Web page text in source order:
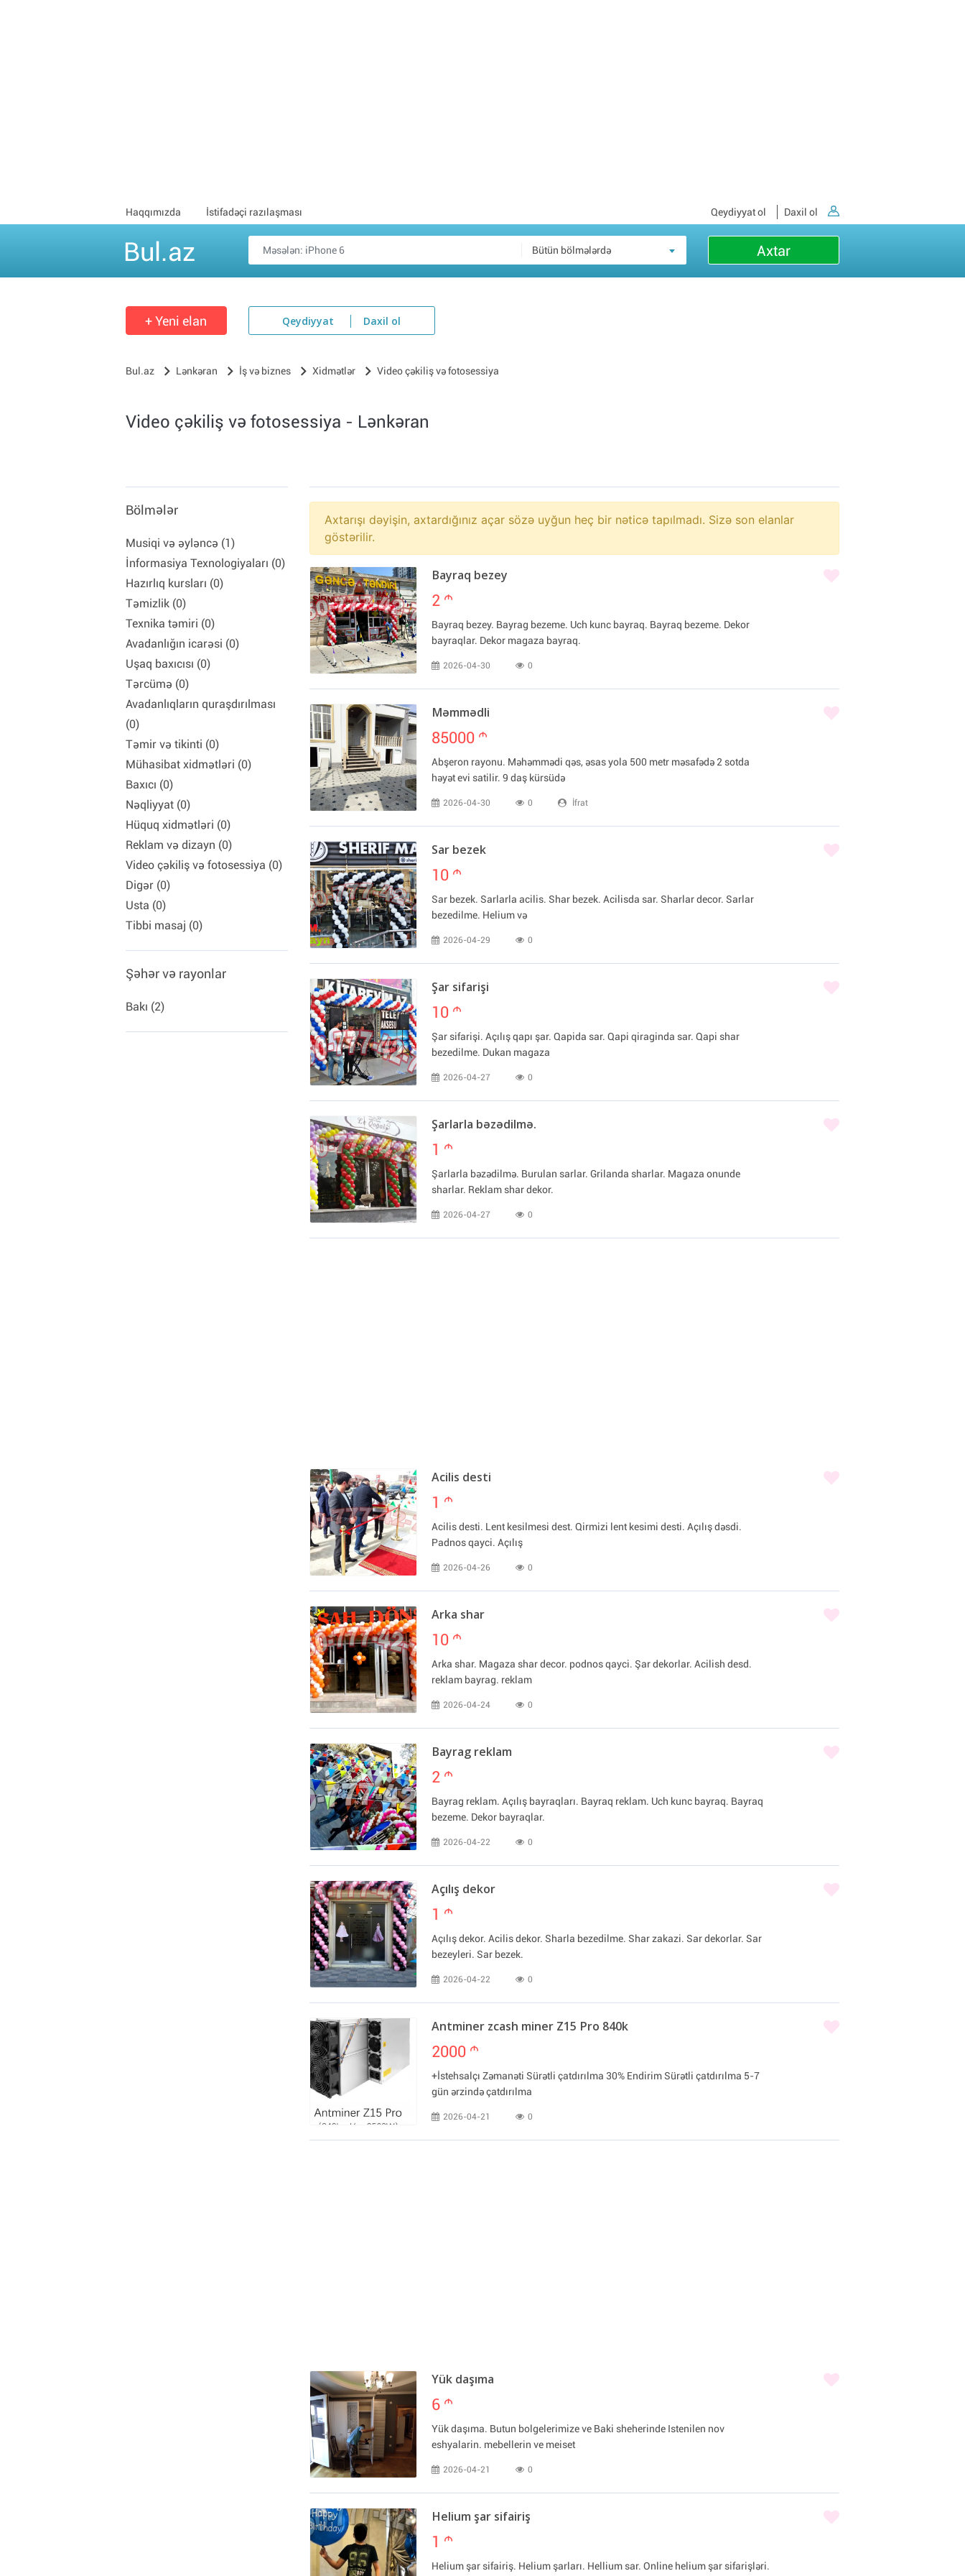
Haqqımızda İstifadəçi razılaşması Qeydiyyat ol Daxil ol
Bul.az Bütün bölmələrdə Axtar
+ Yeni elan Qeydiyyat Daxil ol
Bul.az Lənkəran İş və biznes Xidmətlər Video çəkiliş və fotosessiya
Video çəkiliş və fotosessiya - Lənkəran
Bölmələr
Musiqi və əyləncə (1)
İnformasiya Texnologiyaları (0)
Hazırlıq kursları (0)
Təmizlik (0)
Texnika təmiri (0)
Avadanlığın icarəsi (0)
Uşaq baxıcısı (0)
Tərcümə (0)
Avadanlıqların quraşdırılması
(0)
Təmir və tikinti (0)
Mühasibat xidmətləri (0)
Baxıcı (0)
Nəqliyyat (0)
Hüquq xidmətləri (0)
Reklam və dizayn (0)
Video çəkiliş və fotosessiya (0)
Digər (0)
Usta (0)
Tibbi masaj (0)
Şəhər və rayonlar
Bakı (2)
Axtarışı dəyişin, axtardığınız açar sözə uyğun heç bir nəticə tapılmadı. Sizə son elanlar
göstərilir.
Bayraq bezey
2 m
Bayraq bezey. Bayrag bezeme. Uch kunc bayraq. Bayraq bezeme. Dekor
bayraqlar. Dekor magaza bayraq.
2026-04-30 0
Məmmədli
85000 m
Abşeron rayonu. Məhəmmədi qəs, əsas yola 500 metr məsafədə 2 sotda
həyət evi satilir. 9 daş kürsüdə
2026-04-30 0 İfrat
Sar bezek
10 m
Sar bezek. Sarlarla acilis. Shar bezek. Acilisda sar. Sharlar decor. Sarlar
bezedilme. Helium və
2026-04-29 0
Şar sifarişi
10 m
Şar sifarişi. Açılış qapı şar. Qapida sar. Qapi qiraginda sar. Qapi shar
bezedilme. Dukan magaza
2026-04-27 0
Şarlarla bəzədilmə.
1 m
Şarlarla bəzədilmə. Burulan sarlar. Grilanda sharlar. Magaza onunde
sharlar. Reklam shar dekor.
2026-04-27 0
Acilis desti
1 m
Acilis desti. Lent kesilmesi dest. Qirmizi lent kesimi desti. Açılış dəsdi.
Padnos qayci. Açılış
2026-04-26 0
Arka shar
10 m
Arka shar. Magaza shar decor. podnos qayci. Şar dekorlar. Acilish desd.
reklam bayrag. reklam
2026-04-24 0
Bayrag reklam
2 m
Bayrag reklam. Açılış bayraqları. Bayraq reklam. Uch kunc bayraq. Bayraq
bezeme. Dekor bayraqlar.
2026-04-22 0
Açılış dekor
1 m
Açılış dekor. Acilis dekor. Sharla bezedilme. Shar zakazi. Sar dekorlar. Sar
bezeyleri. Sar bezek.
2026-04-22 0
Antminer zcash miner Z15 Pro 840k
2000 m
+İstehsalçı Zəmanəti Sürətli çatdırılma 30% Endirim Sürətli çatdırılma 5-7
gün ərzində çatdırılma
2026-04-21 0
Yük daşıma
6 m
Yük daşıma. Butun bolgelerimize ve Baki sheherinde Istenilen nov
eshyalarin. mebellerin ve meiset
2026-04-21 0
Helium şar sifairiş
1 m
Helium şar sifairiş. Helium şarları. Hellium sar. Online helium şar sifarişləri.